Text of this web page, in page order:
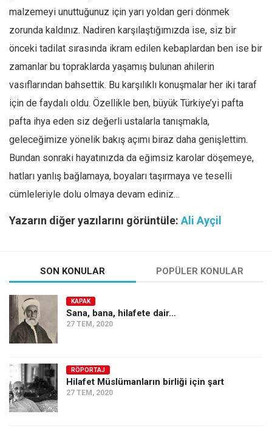
malzemeyi unuttuğunuz için yarı yoldan geri dönmek
zorunda kaldınız. Nadiren karşılaştığımızda ise, siz bir
önceki tadilat sırasında ikram edilen kebaplardan ben ise bir
zamanlar bu topraklarda yaşamış bulunan ahilerin
vasıflarından bahsettik. Bu karşılıklı konuşmalar her iki taraf
için de faydalı oldu. Özellikle ben, büyük Türkiye’yi pafta
pafta ihya eden siz değerli ustalarla tanışmakla,
geleceğimize yönelik bakış açımı biraz daha genişlettim.
Bundan sonraki hayatınızda da eğimsiz karolar döşemeye,
hatları yanlış bağlamaya, boyaları taşırmaya ve teselli
cümleleriyle dolu olmaya devam ediniz…
Yazarın diğer yazılarını görüntüle: Ali Ayçil
SON KONULAR POPÜLER KONULAR
KAPAK
Sana, bana, hilafete dair…
27 TEM, 2020
RÖPORTAJ
Hilafet Müslümanların birliği için şart
27 TEM, 2020